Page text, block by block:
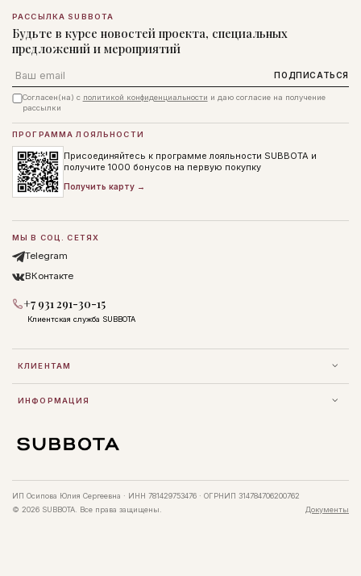
РАССЫЛКА SUBBOTA
Будьте в курсе новостей проекта, специальных
предложений и мероприятий
Email ПОДПИСАТЬСЯ
Согласен(на) с политикой конфиденциальности и даю согласие на получение
рассылки
КЛИЕНТАМ
ИНФОРМАЦИЯ
ПРОГРАММА ЛОЯЛЬНОСТИ
Присоединяйтесь к программе лояльности SUBBOTA и
получите 1000 бонусов на первую покупку
Получить карту →
МЫ В СОЦ. СЕТЯХ
Telegram
ВКонтакте
+7 931 291-30-15
Клиентская служба SUBBOTA
ИП Осипова Юлия Сергеевна · ИНН 781429753476 · ОГРНИП 314784706200762
© 2026 SUBBOTA. Все права защищены.
Документы